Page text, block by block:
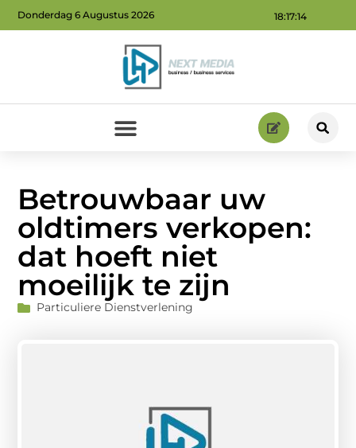
18:17:15
Donderdag 6 Augustus 2026
Betrouwbaar uw
oldtimers verkopen:
dat hoeft niet
moeilijk te zijn
Particuliere Dienstverlening